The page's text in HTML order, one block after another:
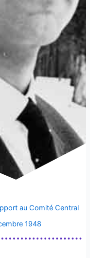
au Comité Central
1948